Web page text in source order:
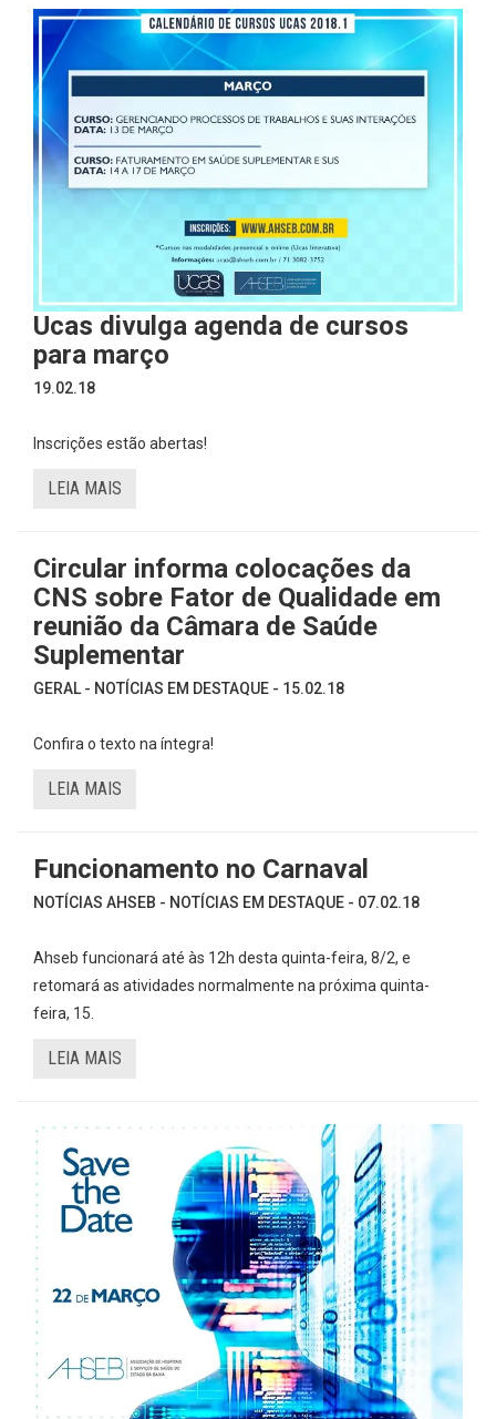
Ucas divulga agenda de cursos
para março
19.02.18
Inscrições estão abertas!
LEIA MAIS
Circular informa colocações da
CNS sobre Fator de Qualidade em
reunião da Câmara de Saúde
Suplementar
GERAL - NOTÍCIAS EM DESTAQUE - 15.02.18
Confira o texto na íntegra!
LEIA MAIS
Funcionamento no Carnaval
NOTÍCIAS AHSEB - NOTÍCIAS EM DESTAQUE - 07.02.18
Ahseb funcionará até às 12h desta quinta-feira, 8/2, e
retomará as atividades normalmente na próxima quinta-
feira, 15.
LEIA MAIS